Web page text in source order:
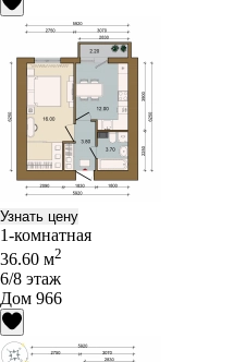
Узнать цену
1-комнатная
36.60 м2
6/8 этаж
Дом 966